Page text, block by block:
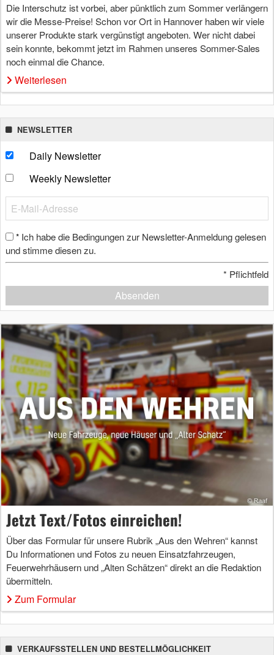
Die Interschutz ist vorbei, aber pünktlich zum Sommer verlängern
wir die Messe-Preise! Schon vor Ort in Hannover haben wir viele
unserer Produkte stark vergünstigt angeboten. Wer nicht dabei
sein konnte, bekommt jetzt im Rahmen unseres Sommer-Sales
noch einmal die Chance.
Weiterlesen
NEWSLETTER
Daily Newsletter
Weekly Newsletter
* Ich habe die Bedingungen zur Newsletter-Anmeldung gelesen
und stimme diesen zu.
* Pflichtfeld
Absenden
Jetzt Text/Fotos einreichen!
Über das Formular für unsere Rubrik „Aus den Wehren“ kannst
Du Informationen und Fotos zu neuen Einsatzfahrzeugen,
Feuerwehrhäusern und „Alten Schätzen“ direkt an die Redaktion
übermitteln.
Zum Formular
VERKAUFSSTELLEN UND BESTELLMÖGLICHKEIT